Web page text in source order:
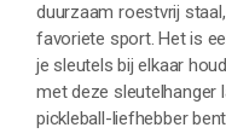
duurzaam roestvrij
favoriete sport. Het is
je sleutels bij elkaar
met deze sleutelhanger
pickleball-liefhebber